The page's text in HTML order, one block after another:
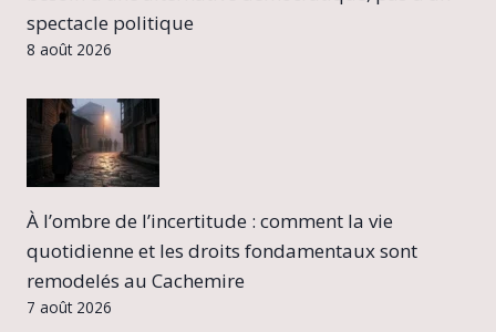
spectacle politique
8 août 2026
À l’ombre de l’incertitude : comment la vie
quotidienne et les droits fondamentaux sont
remodelés au Cachemire
7 août 2026